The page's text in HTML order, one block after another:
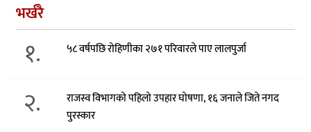
भर्खरै
१. ५८ वर्षपछि रोहिणीका २७१ परिवारले पाए लालपुर्जा
२.
राजस्व विभागको पहिलो उपहार घोषणा, १६ जनाले जिते नगद
पुरस्कार